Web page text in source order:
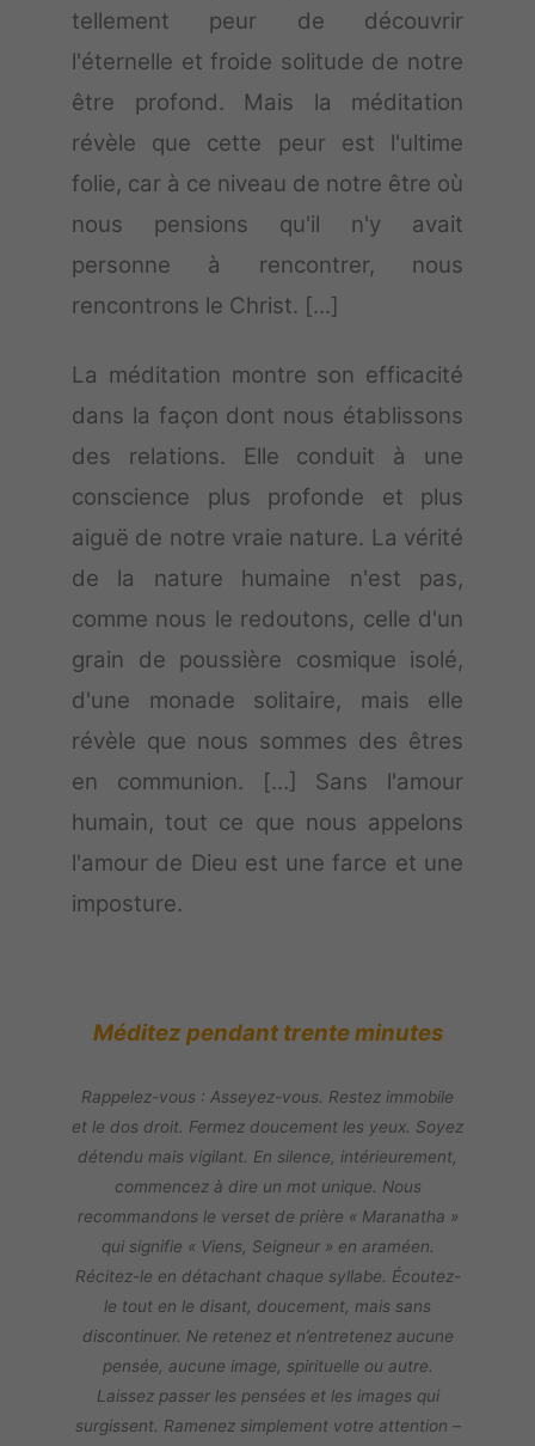
tellement peur de découvrir
l'éternelle et froide solitude de notre
être profond. Mais la méditation
révèle que cette peur est l'ultime
folie, car à ce niveau de notre être où
nous pensions qu'il n'y avait
personne à rencontrer, nous
rencontrons le Christ. [...]
La méditation montre son efficacité
dans la façon dont nous établissons
des relations. Elle conduit à une
conscience plus profonde et plus
aiguë de notre vraie nature. La vérité
de la nature humaine n'est pas,
comme nous le redoutons, celle d'un
grain de poussière cosmique isolé,
d'une monade solitaire, mais elle
révèle que nous sommes des êtres
en communion. […] Sans l'amour
humain, tout ce que nous appelons
l'amour de Dieu est une farce et une
imposture.
Méditez pendant trente minutes
Rappelez-vous : Asseyez-vous. Restez immobile
et le dos droit. Fermez doucement les yeux. Soyez
détendu mais vigilant. En silence, intérieurement,
commencez à dire un mot unique. Nous
recommandons le verset de prière « Maranatha »
qui signifie « Viens, Seigneur » en araméen.
Récitez-le en détachant chaque syllabe. Écoutez-
le tout en le disant, doucement, mais sans
discontinuer. Ne retenez et n’entretenez aucune
pensée, aucune image, spirituelle ou autre.
Laissez passer les pensées et les images qui
surgissent. Ramenez simplement votre attention –